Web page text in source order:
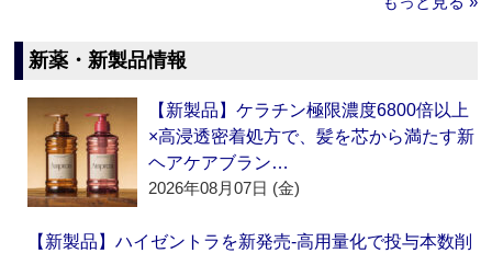
新薬・新製品情報
【新製品】ケラチン極限濃度6800倍以上
×高浸透密着処方で、髪を芯から満たす新
ヘアケアブラン…
2026年08月07日 (金)
【新製品】ハイゼントラを新発売‐高用量化で投与本数削